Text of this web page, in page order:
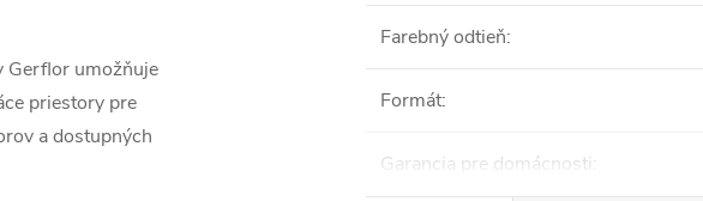
Gerflor umožňuje
priestory pre
a dostupných
Farebný odtieň:
Formát:
Garancia pre domácnosti: